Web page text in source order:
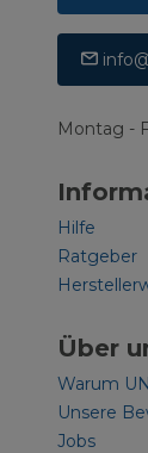
Montag -
Hilfe
Ratgeber
Über
Warum
Unsere
Jobs